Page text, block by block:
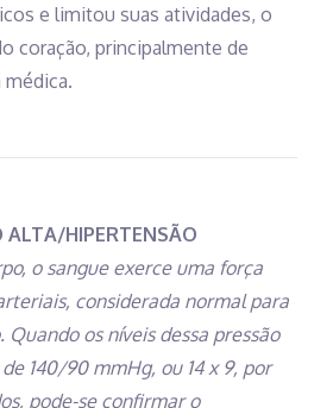
e limitou suas atividades, o
coração, principalmente de
médica.
ALTA/HIPERTENSÃO
o sangue exerce uma força
considerada normal para
os níveis dessa pressão
140/90 mmHg, ou 14 x 9, por
pode-se confirmar o